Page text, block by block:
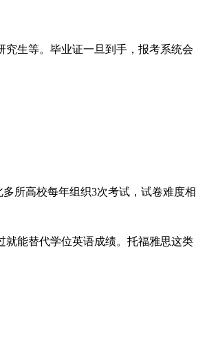
生等。毕业证一旦到手，报考系统会
所高校每年组织3次考试，试卷难度相
就能替代学位英语成绩。托福雅思这类